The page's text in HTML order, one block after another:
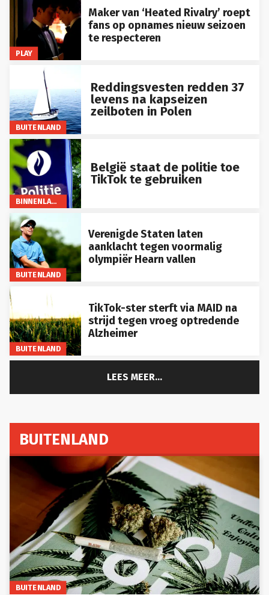
PLAY
Maker van ‘Heated Rivalry’ roept
fans op opnames nieuw seizoen
te respecteren
BUITENLAND
Reddingsvesten redden 37
levens na kapseizen
zeilboten in Polen
BINNENLAND
België staat de politie toe
TikTok te gebruiken
BUITENLAND
Verenigde Staten laten
aanklacht tegen voormalig
olympiër Hearn vallen
BUITENLAND
TikTok-ster sterft via MAID na
strijd tegen vroeg optredende
Alzheimer
LEES MEER...
BUITENLAND
BUITENLAND